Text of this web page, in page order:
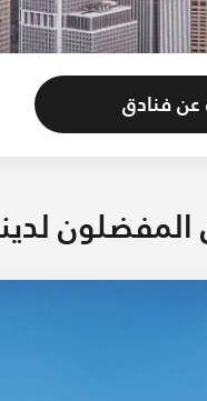
تسافر معنا؟البحث من الموقع
عن فنادق